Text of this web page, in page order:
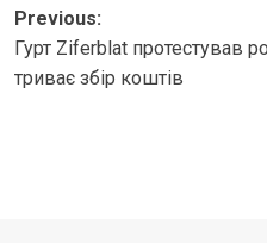
Post
navigation
Previous:
Гурт Ziferblat протестував
триває збір коштів